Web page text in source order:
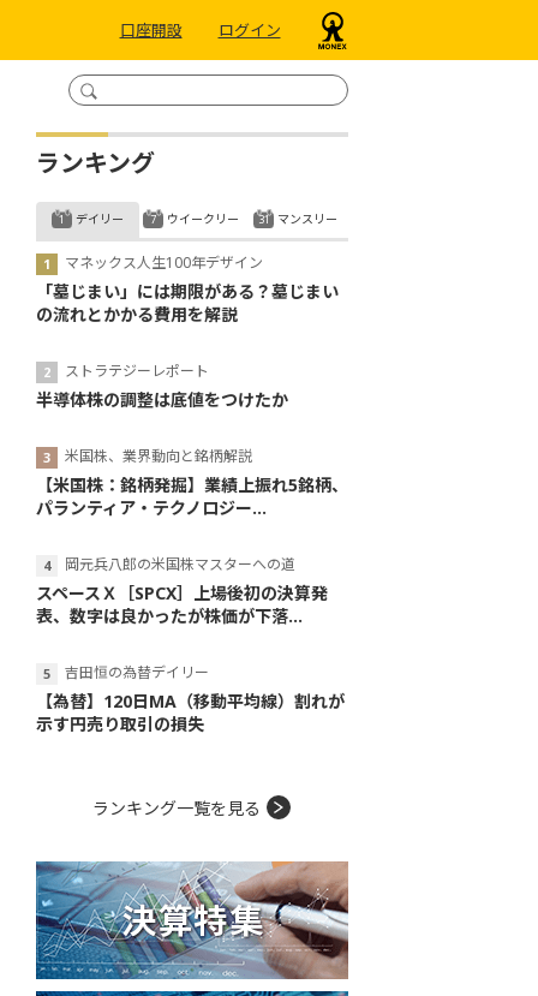
口座開設 ログイン
ランキング
デイリー
マネックス人生100年デザイン
「墓じまい」には期限がある？墓じまい
の流れとかかる費用を解説
ストラテジーレポート
半導体株の調整は底値をつけたか
米国株、業界動向と銘柄解説
【米国株：銘柄発掘】業績上振れ5銘柄、
パランティア・テクノロジー...
岡元兵八郎の米国株マスターへの道
スペースＸ［SPCX］上場後初の決算発
表、数字は良かったが株価が下落...
吉田恒の為替デイリー
【為替】120日MA（移動平均線）割れが
示す円売り取引の損失
ウイークリー マンスリー
ランキング一覧を見る